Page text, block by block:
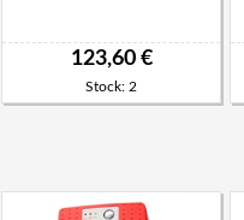
123,60 €
Stock: 2